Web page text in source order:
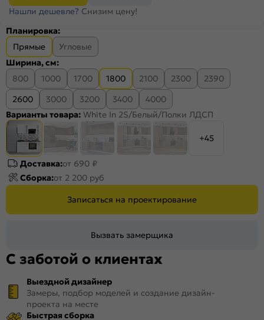
Нашли дешевле? Снизим цену!
Планировка:
Прямые
Угловые
Ширина, см:
800
1000 1700 1800 2100 2300
2390
2600
3000 3200 3400
4000
Варианты товара: White In 2S/Белый/Полки ЛДСП
+45
Записаться на проектирование
Вызвать замерщика
Доставка:от 690 ₽
Сборка:от 2 200 руб
С заботой о клиентах
Выездной дизайнер
Замеры, подбор моделей и создание дизайн-
проекта на месте
Быстрая сборка